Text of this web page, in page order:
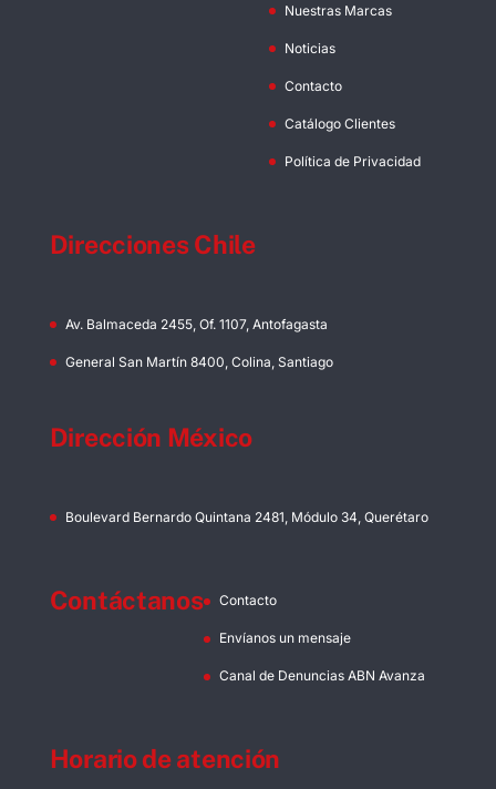
Nuestras Marcas
Noticias
Contacto
Catálogo Clientes
Política de Privacidad
Direcciones Chile
Av. Balmaceda 2455, Of. 1107, Antofagasta
General San Martín 8400, Colina, Santiago
Dirección México
Boulevard Bernardo Quintana 2481, Módulo 34, Querétaro
Contáctanos Contacto
Envíanos un mensaje
Canal de Denuncias ABN Avanza
Horario de atención